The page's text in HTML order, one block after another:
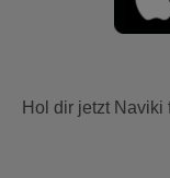
Hol dir jetzt